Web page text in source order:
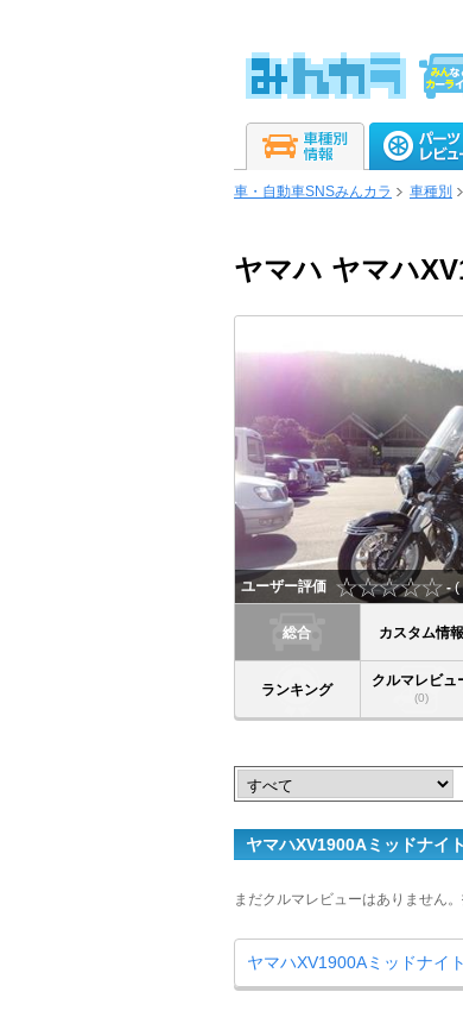
車・自動車SNSみんカラ 車種別
ヤマハ ヤマハ
ユーザー評価 - (
総合 カスタム情報
ランキング
クルマレビュ
(0)
ヤマハXV1900Aミッドナイ
まだクルマレビューはありません
ヤマハXV1900Aミッドナイ